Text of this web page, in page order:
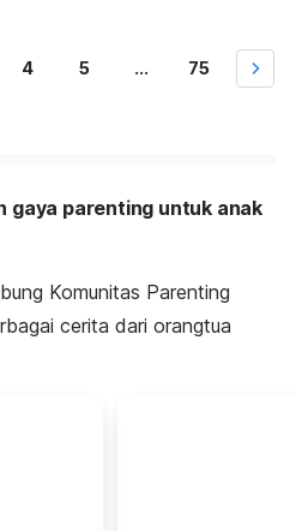
4 5 ... 75
gaya parenting untuk anak
Komunitas Parenting
cerita dari orangtua